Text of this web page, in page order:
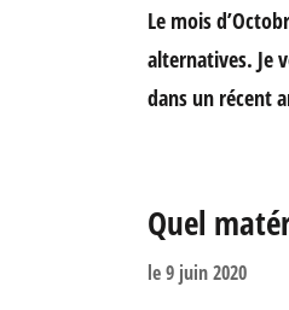
Le mois
alternatives. Je
dans un récent
Quel
le9 juin 2020